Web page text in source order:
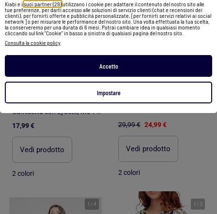
Kiabi e i suoi partner (29)utilizzano i cookie per adattare il contenuto del nostro sito alle
tue preferenze, per darti accesso alle soluzioni di servizio clienti (chat e recensioni dei
clienti), per fornirti offerte e pubblicità personalizzate, [per fornirti servizi relativi ai social
network ] o per misurare le performance del nostro sito. Una volta effettuata la tua scelta,
la conserveremo per una durata di 6 mesi. Potrai cambiare idea in qualsiasi momento
cliccando sul link "Cookie" in basso a sinistra di qualsiasi pagina del nostro sito.
Consulta la cookie policy
Accetto
Impostare
Camicetta con Lyocell, MO Fashion
17,99 €
Vedi prodotto
2 colori
29,99 € 24,99 €
Vedi prodotto
2 colori
1 /4 1 / 3